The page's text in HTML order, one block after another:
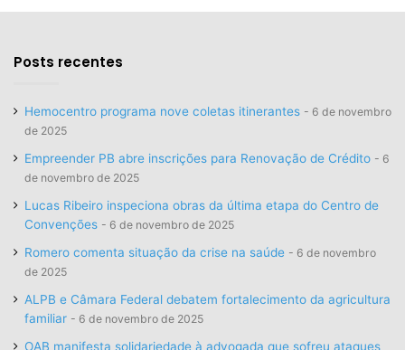
Posts recentes
Hemocentro programa nove coletas itinerantes
6 de novembro
de 2025
Empreender PB abre inscrições para Renovação de Crédito
6
de novembro de 2025
Lucas Ribeiro inspeciona obras da última etapa do Centro de
Convenções
6 de novembro de 2025
Romero comenta situação da crise na saúde
6 de novembro
de 2025
ALPB e Câmara Federal debatem fortalecimento da agricultura
familiar
6 de novembro de 2025
OAB manifesta solidariedade à advogada que sofreu ataques